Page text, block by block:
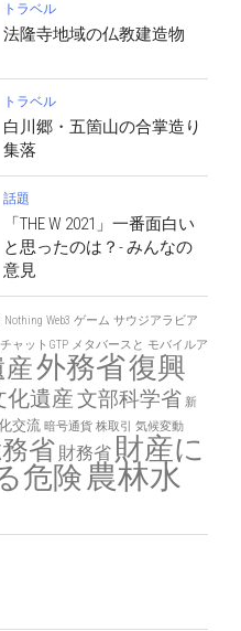
トラベル
法隆寺地域の仏教建造物
トラベル
白川郷・五箇山の合掌造り
集落
話題
「THE W 2021」一番面白い
と思ったのは？- みんなの
意見
Nothing Web3 ゲーム サウジアラビア
チャットGTP メタバースと モバイルア
産外務省復興
化遺産文部科学省 新
交流 暗号通貨 株取引 気候変動
省 財務省 財産に
危険農林水